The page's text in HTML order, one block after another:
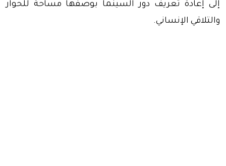
إلى إعادة تعريف دور السينما بوصفها مساحة للحوار
والتلاقي الإنساني.